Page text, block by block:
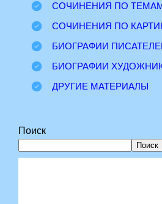
СОЧИНЕНИЯ ПО
СОЧИНЕНИЯ ПО
БИОГРАФИИ
БИОГРАФИИ
ДРУГИЕ МАТЕРИАЛЫ
Поиск
Поиск